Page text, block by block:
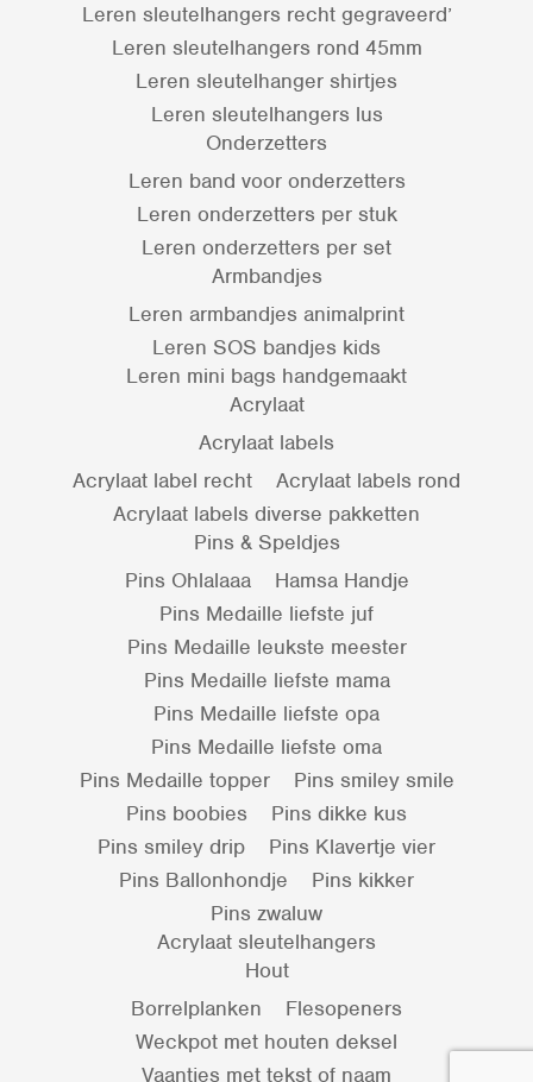
Leren sleutelhangers recht gegraveerd’
Leren sleutelhangers rond 45mm
Leren sleutelhanger shirtjes
Leren sleutelhangers lus
Onderzetters
Leren band voor onderzetters
Leren onderzetters per stuk
Leren onderzetters per set
Armbandjes
Leren armbandjes animalprint
Leren SOS bandjes kids
Leren mini bags handgemaakt
Acrylaat
Acrylaat labels
Acrylaat label recht
Acrylaat labels rond
Acrylaat labels diverse pakketten
Pins & Speldjes
Pins Ohlalaaa
Hamsa Handje
Pins Medaille liefste juf
Pins Medaille leukste meester
Pins Medaille liefste mama
Pins Medaille liefste opa
Pins Medaille liefste oma
Pins Medaille topper
Pins smiley smile
Pins boobies
Pins dikke kus
Pins smiley drip
Pins Klavertje vier
Pins Ballonhondje
Pins kikker
Pins zwaluw
Acrylaat sleutelhangers
Hout
Borrelplanken
Flesopeners
Weckpot met houten deksel
Vaantjes met tekst of naam